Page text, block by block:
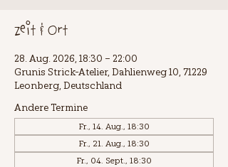
Zeit & Ort
28. Aug. 2026, 18:30 – 22:00
Grunis Strick-Atelier, Dahlienweg 10, 71229
Leonberg, Deutschland
Andere Termine
Fr., 14. Aug., 18:30
Fr., 21. Aug., 18:30
Fr., 04. Sept., 18:30